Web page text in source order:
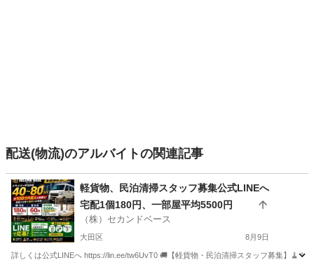
配送(物流)のアルバイトの関連記事
軽貨物、民泊清掃スタッフ募集公式LINEへ
宅配1個180円、一部屋平均5500円
（株）セカンドベース
大田区 8月9日
詳しくは公式LINEへ https://lin.ee/tw6UvT0 🚚【軽貨物・民泊清掃スタッフ募集】🧹 “